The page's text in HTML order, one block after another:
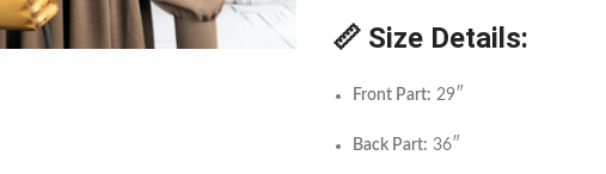
📏 Size Details:
Front Part: 29″
Back Part: 36″